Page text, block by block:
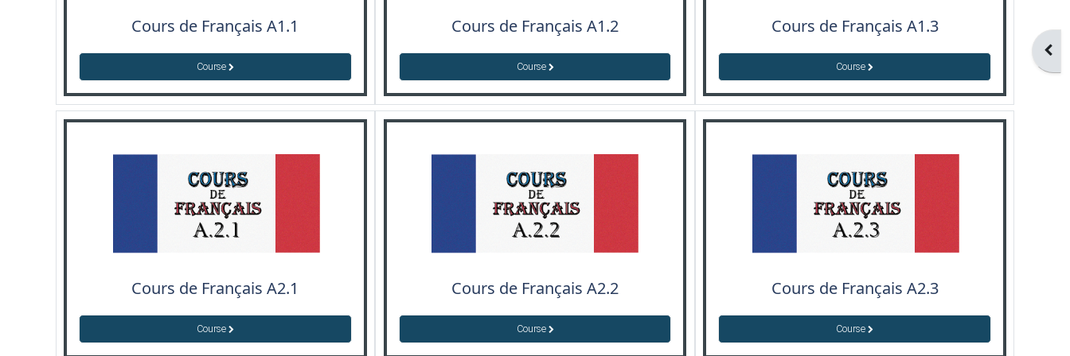
Cours de Français A1.1
Course
Cours de Français A1.2
Course
Cours de Français A1.3
Course
Cours de Français A2.1
Course
Cours de Français A2.2
Course
Cours de Français A2.3
Course